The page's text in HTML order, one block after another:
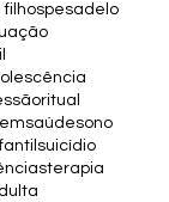
filhospesadelo
ritual
saúdesono
suicídio
terapia